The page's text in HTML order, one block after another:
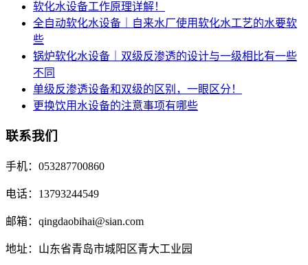
软化水设备工作原理详解！
全自动软化水设备｜自来水厂使用软化水工艺的水要软
些
锅炉软化水设备｜双级反渗透的设计与一级相比有一些
不同
单级反渗透设备和双级的区别，一眼区分！
更换饮用水设备的注意事项有哪些
联系我们
手机：053287700860
电话：13793244549
邮箱：qingdaobihai@sian.com
地址：山东省青岛市城阳区青大工业园